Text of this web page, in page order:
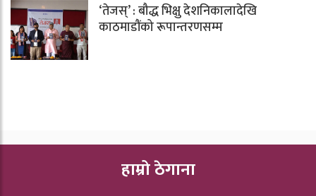
‘तेजस्’ : बौद्ध भिक्षु देशनिकालादेखि
काठमाडौंको रूपान्तरणसम्म
हाम्रो ठेगाना